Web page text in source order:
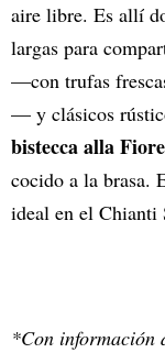
aire libre. Es allí
largas para
—con trufas
— y clásicos
bistecca alla
cocido a la brasa.
ideal en el Chianti
*Con información